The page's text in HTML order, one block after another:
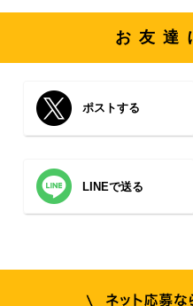
お友達
ポストする
LINEで送る